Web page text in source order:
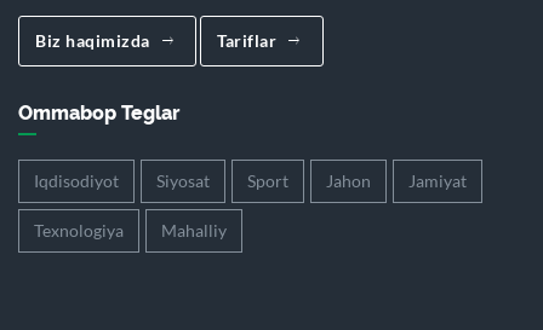
Biz haqimizda Tariflar
Ommabop Teglar
Iqdisodiyot Siyosat Sport Jahon Jamiyat
Texnologiya Mahalliy